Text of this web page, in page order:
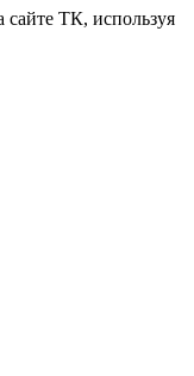
сайте ТК, используя